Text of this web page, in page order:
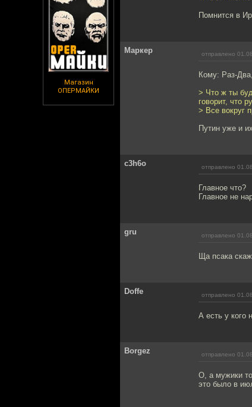
Магазин
ОПЕРМАЙКИ
Помнится в
Маркер отправлено
Кому: Раз-Два,
> Что ж ты
говорит, что
> Все вокруг
Путин уже и
c3h6o отправлено
Главное что?
Главное не
gru отправлено
Ща псака
Doffe отправлено
А есть у кого
Borgez отправлено
О, а мужики
это было в